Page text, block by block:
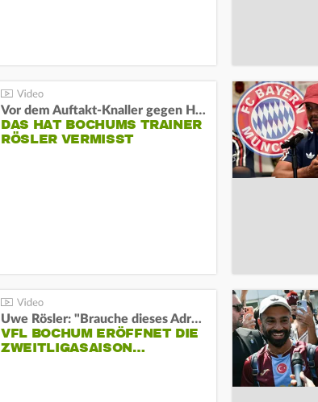
Vor dem Auftakt-Knaller gegen Hertha:
DAS HAT BOCHUMS TRAINER
RÖSLER VERMISST
Uwe Rösler: "Brauche dieses Adrenalin"
VFL BOCHUM ERÖFFNET DIE
ZWEITLIGASAISON…